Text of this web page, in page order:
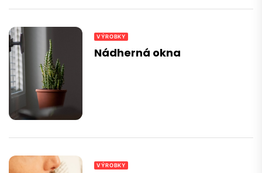
VÝROBKY
Nádherná okna
VÝROBKY